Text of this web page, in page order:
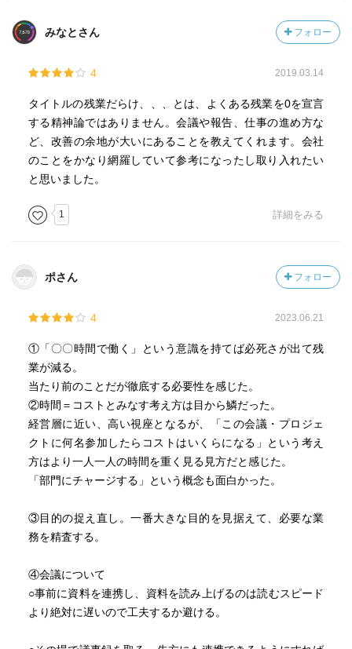
みなとさん フォロー
4 2019.03.14
タイトルの残業だらけ、、、とは、よくある残業を0を宣言
する精神論ではありません。会議や報告、仕事の進め方な
ど、改善の余地が大いにあることを教えてくれます。会社
のことをかなり網羅していて参考になったし取り入れたい
と思いました。
1 詳細をみる
ポさん フォロー
4 2023.06.21
①「〇〇時間で働く」という意識を持てば必死さが出て残
業が減る。
当たり前のことだが徹底する必要性を感じた。
②時間＝コストとみなす考え方は目から鱗だった。
経営層に近い、高い視座となるが、「この会議・プロジェ
クトに何名参加したらコストはいくらになる」という考え
方はより一人一人の時間を重く見る見方だと感じた。
「部門にチャージする」という概念も面白かった。
③目的の捉え直し。一番大きな目的を見据えて、必要な業
務を精査する。
④会議について
○事前に資料を連携し、資料を読み上げるのは読むスピード
より絶対に遅いので工夫するか避ける。